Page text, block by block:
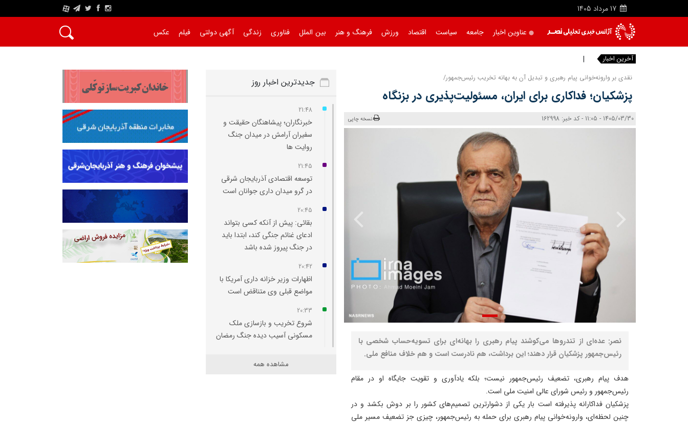
17 مرداد 1405
A
عناوین اخبار جامعه سیاست اقتصاد ورزش فرهنگ و هنر بین الملل فناوری زندگی آگهی دولتی فیلم عکس
آخرین اخبار
نقدی بر وارونه‌خوانی پیام رهبری و تبدیل آن به بهانه تخریب رئیس‌جمهور/
پزشکیان؛ فداکاری برای ایران، مسئولیت‌پذیری در بزنگاه
1405/03/30 - 11:05 - کد خبر: 162998 نسخه چاپی
نصر: عده‌ای از تندروها می‌کوشند پیام رهبری را بهانه‌ای برای تسویه‌حساب شخصی با
رئیس‌جمهور پزشکیان قرار دهند؛ این برداشت، هم نادرست است و هم خلاف منافع ملی.
هدف پیام رهبری، تضعیف رئیس‌جمهور نیست؛ بلکه یادآوری و تقویت جایگاه او در مقام
رئیس‌جمهور و رئیس شورای عالی امنیت ملی است.
پزشکیان فداکارانه پذیرفته است بار یکی از دشوارترین تصمیم‌های کشور را بر دوش بکشد و در
چنین لحظه‌ای، وارونه‌خوانی پیام رهبری برای حمله به رئیس‌جمهور، چیزی جز تضعیف مسیر ملی
جدیدترین اخبار روز
21:48
خبرنگاران؛ پیشاهنگان حقیقت و
سفیران آرامش در میدان جنگ
روایت‌ ها
21:45
توسعه اقتصادی آذربایجان شرقی
در گرو میدان‌ داری جوانان است
20:45
بقائی: پیش از آنکه کسی بتواند
ادعای غنائم جنگی کند، ابتدا باید
در جنگ پیروز شده باشد
20:42
اظهارات وزیر خزانه‌ داری آمریکا با
مواضع قبلی وی متناقض است
20:33
شروع تخریب و بازسازی ملک
مسکونی آسیب‌ دیده جنگ رمضان
اتفاقی بی سابقه در تخصیص
مشاهده همه